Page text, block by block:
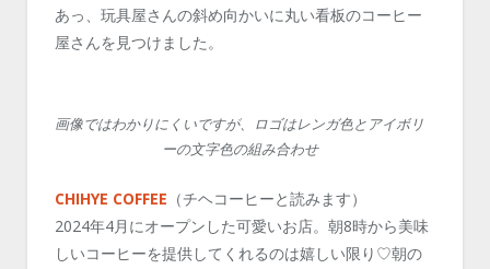
あっ、玩具屋さんの斜め向かいに丸い看板のコーヒー
屋さんを見つけました。
画像ではわかりにくいですが、ロゴはレンガ色とアイボリ
ーの文字色の組み合わせ
CHIHYE COFFEE （チヘコーヒーと読みます）
2024年4月にオープンした可愛いお店。朝8時から美味
しいコーヒーを提供してくれるのは嬉しい限り♡朝の